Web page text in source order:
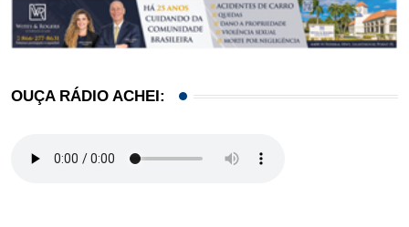
OUÇA RÁDIO ACHEI: